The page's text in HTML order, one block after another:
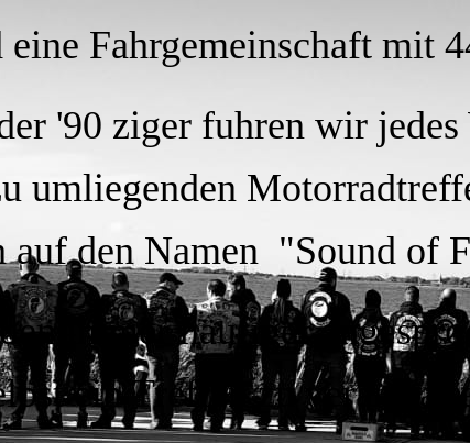
Fahrgemeinschaft mit
'90 ziger fuhren wir jedes
umliegenden
auf den Namen "Sound of
immer häufiger
ein Treffen zu